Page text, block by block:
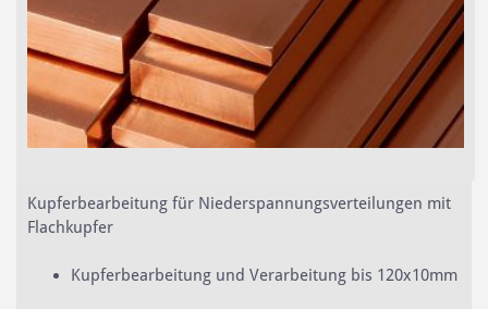
​Kupferbearbeitung für Niederspannungsverteilungen mit
Flachkupfer
Kupferbearbeitung und Verarbeitung bis 120x10mm